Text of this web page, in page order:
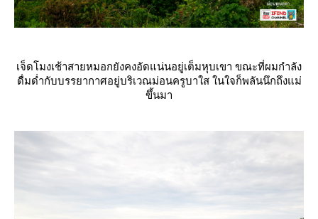
เจ็ดโมงเช้าสายหมอกยังคงอัดแน่นอยู่เต็มหุบเขา ขณะที่ผมกำลัง
ดื่มด่ำกับบรรยากาศอยู่บริเวณม่อนครูบาใส ในใจก็พลันนึกถึงแม่
ขึ้นมา